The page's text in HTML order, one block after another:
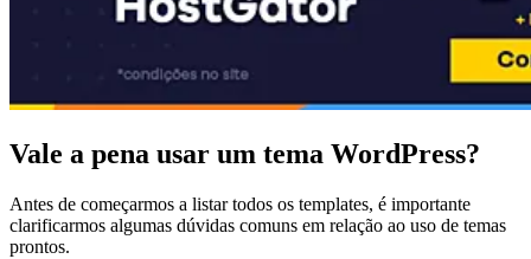
Vale a pena usar um tema WordPress?
Antes de começarmos a listar todos os templates, é importante
clarificarmos algumas dúvidas comuns em relação ao uso de temas
prontos.